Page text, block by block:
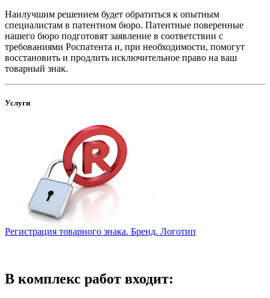
Наилучшим решением будет обратиться к опытным
специалистам в патентном бюро. Патентные поверенные
нашего бюро подготовят заявление в соответствии с
требованиями Роспатента и, при необходимости, помогут
восстановить и продлить исключительное право на ваш
товарный знак.
Услуги
Регистрация товарного знака. Бренд. Логотип
В комплекс работ входит: